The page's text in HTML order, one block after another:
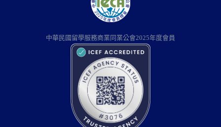
中華民國留學服務商業同業公會2025年度會員